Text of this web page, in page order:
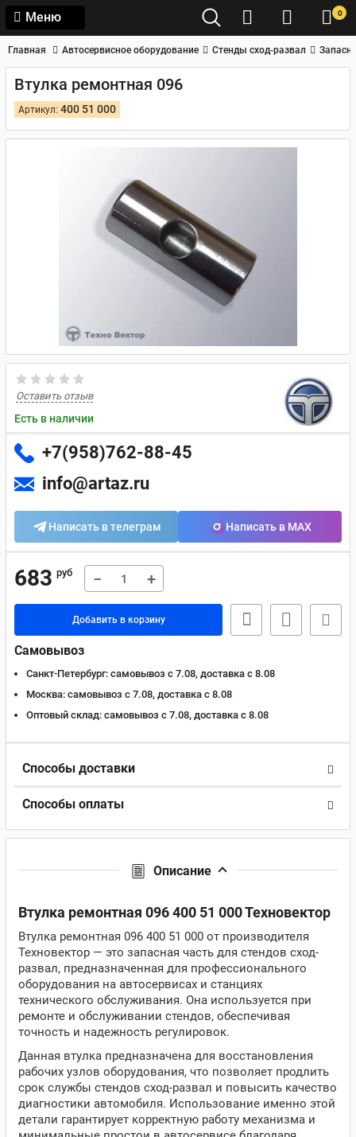
Меню 0
Главная Автосервисное оборудование Стенды сход-развал
Втулка ремонтная 096
Артикул: 400 51 000
Оставить отзыв
Есть в наличии
+7(958)762-88-45
info@artaz.ru
Написать в телеграм Написать в MAX
683 руб − +
Добавить в корзину
Самовывоз
Санкт-Петербург: самовывоз с 7.08, доставка c 8.08
Москва: самовывоз с 7.08, доставка c 8.08
Оптовый склад: самовывоз с 7.08, доставка c 8.08
Способы доставки
Способы оплаты
Описание
Втулка ремонтная 096 400 51 000 Техновектор
Втулка ремонтная 096 400 51 000 от производителя
Техновектор — это запасная часть для стендов сход-
развал, предназначенная для профессионального
оборудования на автосервисах и станциях
технического обслуживания. Она используется при
ремонте и обслуживании стендов, обеспечивая
точность и надежность регулировок.
Данная втулка предназначена для восстановления
рабочих узлов оборудования, что позволяет продлить
срок службы стендов сход-развал и повысить качество
диагностики автомобиля. Использование именно этой
детали гарантирует корректную работу механизма и